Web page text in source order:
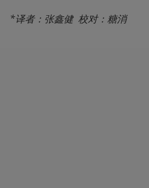
*译者：张鑫健  校对：糖消